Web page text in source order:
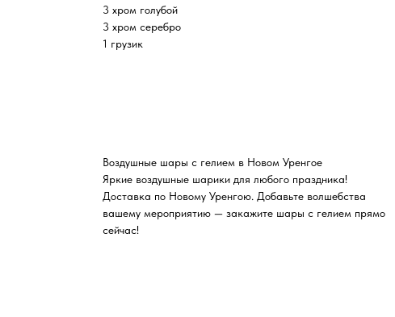
3 хром голубой
3 хром серебро
1 грузик
Воздушные шары с гелием в Новом Уренгое
Яркие воздушные шарики для любого праздника!
Доставка по Новому Уренгою. Добавьте волшебства
вашему мероприятию — закажите шары с гелием прямо
сейчас!